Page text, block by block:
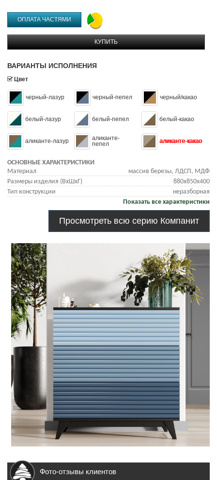
ОПЛАТА ЧАСТЯМИ
КУПИТЬ
ВАРИАНТЫ ИСПОЛНЕНИЯ
Цвет
черный-лазур черный-пепел черный/какао
белый-лазур белый-пепел белый-какао
аликанте-лазур
аликанте-
пепел
аликанте-какао
ОСНОВНЫЕ ХАРАКТЕРИСТИКИ
Материал
массив березы, ЛДСП, МДФ
Размеры изделия (ВхШхГ)
880х850х400
Тип конструкции
неразборная
Показать все характеристики
Просмотреть всю серию Компанит
Фото-отзывы клиентов